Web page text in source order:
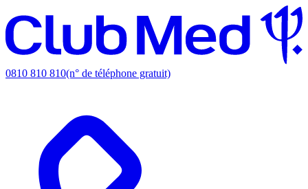
0810 810 810(n° de téléphone gratuit)